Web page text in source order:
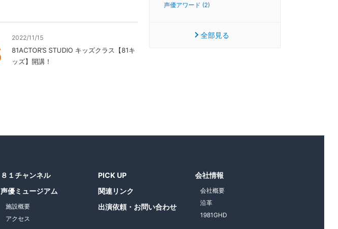
2022/11/15
81ACTOR’S STUDIO キッズクラス【81キ
ッズ】開講！
声優アワード (2)
全部見る
８１チャンネル
声優ミュージアム
施設概要
アクセス
PICK UP
関連リンク
出演依頼・お問い合わせ
会社情報
会社概要
沿革
1981GHD